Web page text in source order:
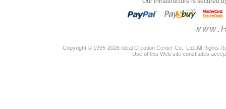
Copyright © 1995-2026 Ideal Creation Center Co., Ltd. All Rights
Use of this Web site constitutes